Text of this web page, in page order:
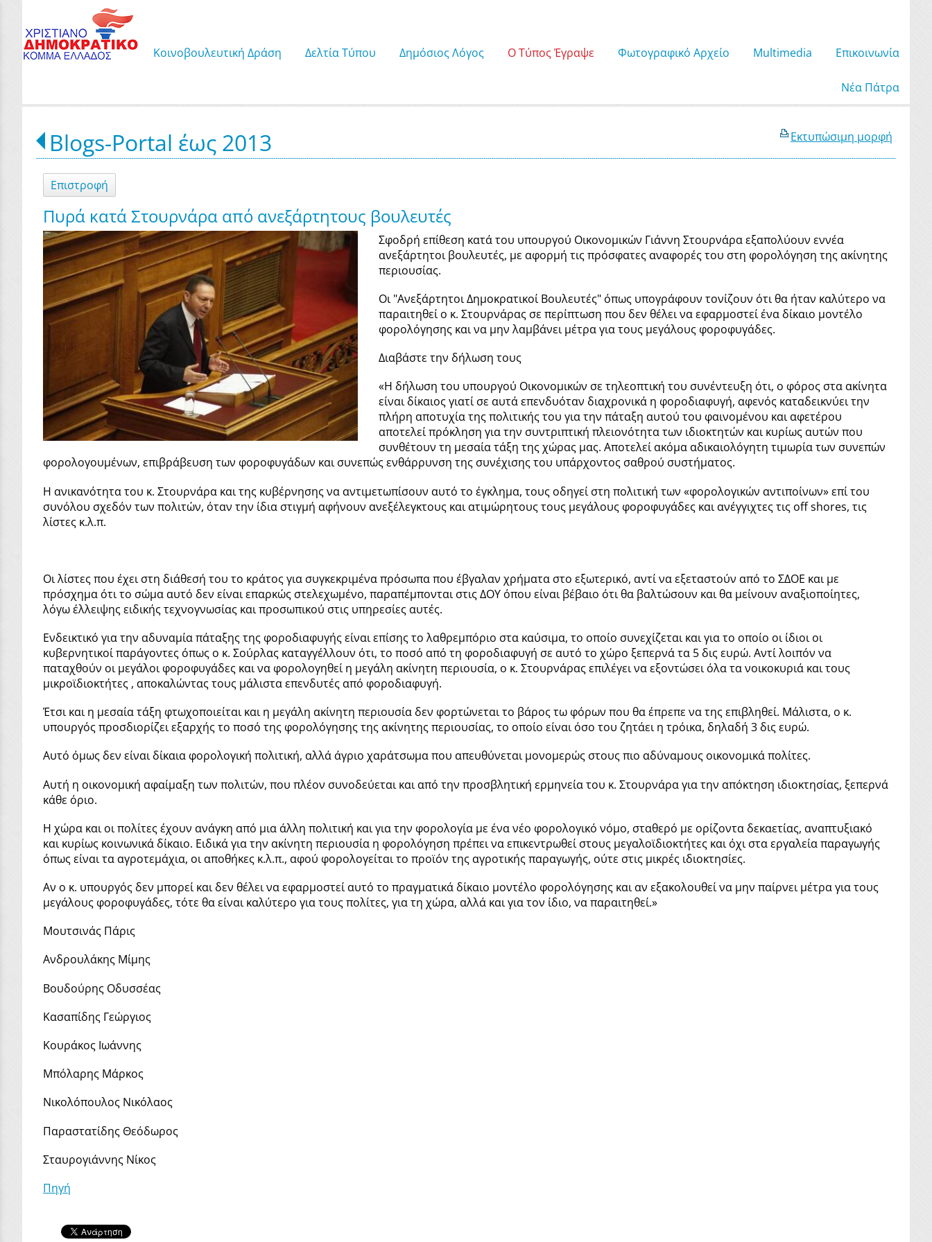
Κοινοβουλευτική Δράση Δελτία Τύπου Δημόσιος Λόγος Ο Τύπος Έγραψε Φωτογραφικό Αρχείο Μultimedia Επικοινωνία
Νέα Πάτρα
Εκτυπώσιμη μορφή
Blogs-Portal έως 2013
Επιστροφή
Πυρά κατά Στουρνάρα από ανεξάρτητους βουλευτές
Σφοδρή επίθεση κατά του υπουργού Οικονομικών Γιάννη Στουρνάρα εξαπολύουν εννέα
ανεξάρτητοι βουλευτές, με αφορμή τις πρόσφατες αναφορές του στη φορολόγηση της ακίνητης
περιουσίας.
Οι "Ανεξάρτητοι Δημοκρατικοί Βουλευτές" όπως υπογράφουν τονίζουν ότι θα ήταν καλύτερο να
παραιτηθεί ο κ. Στουρνάρας σε περίπτωση που δεν θέλει να εφαρμοστεί ένα δίκαιο μοντέλο
φορολόγησης και να μην λαμβάνει μέτρα για τους μεγάλους φοροφυγάδες.
Διαβάστε την δήλωση τους
«Η δήλωση του υπουργού Οικονομικών σε τηλεοπτική του συνέντευξη ότι, ο φόρος στα ακίνητα
είναι δίκαιος γιατί σε αυτά επενδυόταν διαχρονικά η φοροδιαφυγή, αφενός καταδεικνύει την
πλήρη αποτυχία της πολιτικής του για την πάταξη αυτού του φαινομένου και αφετέρου
αποτελεί πρόκληση για την συντριπτική πλειονότητα των ιδιοκτητών και κυρίως αυτών που
συνθέτουν τη μεσαία τάξη της χώρας μας. Αποτελεί ακόμα αδικαιολόγητη τιμωρία των συνεπών
φορολογουμένων, επιβράβευση των φοροφυγάδων και συνεπώς ενθάρρυνση της συνέχισης του υπάρχοντος σαθρού συστήματος.
Η ανικανότητα του κ. Στουρνάρα και της κυβέρνησης να αντιμετωπίσουν αυτό το έγκλημα, τους οδηγεί στη πολιτική των «φορολογικών αντιποίνων» επί του
συνόλου σχεδόν των πολιτών, όταν την ίδια στιγμή αφήνουν ανεξέλεγκτους και ατιμώρητους τους μεγάλους φοροφυγάδες και ανέγγιχτες τις off shores, τις
λίστες κ.λ.π.
Οι λίστες που έχει στη διάθεσή του το κράτος για συγκεκριμένα πρόσωπα που έβγαλαν χρήματα στο εξωτερικό, αντί να εξεταστούν από το ΣΔΟΕ και με
πρόσχημα ότι το σώμα αυτό δεν είναι επαρκώς στελεχωμένο, παραπέμπονται στις ΔΟΥ όπου είναι βέβαιο ότι θα βαλτώσουν και θα μείνουν αναξιοποίητες,
λόγω έλλειψης ειδικής τεχνογνωσίας και προσωπικού στις υπηρεσίες αυτές.
Ενδεικτικό για την αδυναμία πάταξης της φοροδιαφυγής είναι επίσης το λαθρεμπόριο στα καύσιμα, το οποίο συνεχίζεται και για το οποίο οι ίδιοι οι
κυβερνητικοί παράγοντες όπως ο κ. Σούρλας καταγγέλλουν ότι, το ποσό από τη φοροδιαφυγή σε αυτό το χώρο ξεπερνά τα 5 δις ευρώ. Αντί λοιπόν να
παταχθούν οι μεγάλοι φοροφυγάδες και να φορολογηθεί η μεγάλη ακίνητη περιουσία, ο κ. Στουρνάρας επιλέγει να εξοντώσει όλα τα νοικοκυριά και τους
μικροϊδιοκτήτες , αποκαλώντας τους μάλιστα επενδυτές από φοροδιαφυγή.
Έτσι και η μεσαία τάξη φτωχοποιείται και η μεγάλη ακίνητη περιουσία δεν φορτώνεται το βάρος τω φόρων που θα έπρεπε να της επιβληθεί. Μάλιστα, ο κ.
υπουργός προσδιορίζει εξαρχής το ποσό της φορολόγησης της ακίνητης περιουσίας, το οποίο είναι όσο του ζητάει η τρόικα, δηλαδή 3 δις ευρώ.
Αυτό όμως δεν είναι δίκαια φορολογική πολιτική, αλλά άγριο χαράτσωμα που απευθύνεται μονομερώς στους πιο αδύναμους οικονομικά πολίτες.
Αυτή η οικονομική αφαίμαξη των πολιτών, που πλέον συνοδεύεται και από την προσβλητική ερμηνεία του κ. Στουρνάρα για την απόκτηση ιδιοκτησίας, ξεπερνά
κάθε όριο.
Η χώρα και οι πολίτες έχουν ανάγκη από μια άλλη πολιτική και για την φορολογία με ένα νέο φορολογικό νόμο, σταθερό με ορίζοντα δεκαετίας, αναπτυξιακό
και κυρίως κοινωνικά δίκαιο. Ειδικά για την ακίνητη περιουσία η φορολόγηση πρέπει να επικεντρωθεί στους μεγαλοϊδιοκτήτες και όχι στα εργαλεία παραγωγής
όπως είναι τα αγροτεμάχια, οι αποθήκες κ.λ.π., αφού φορολογείται το προϊόν της αγροτικής παραγωγής, ούτε στις μικρές ιδιοκτησίες.
Αν ο κ. υπουργός δεν μπορεί και δεν θέλει να εφαρμοστεί αυτό το πραγματικά δίκαιο μοντέλο φορολόγησης και αν εξακολουθεί να μην παίρνει μέτρα για τους
μεγάλους φοροφυγάδες, τότε θα είναι καλύτερο για τους πολίτες, για τη χώρα, αλλά και για τον ίδιο, να παραιτηθεί.»
Μουτσινάς Πάρις
Ανδρουλάκης Μίμης
Βουδούρης Οδυσσέας
Κασαπίδης Γεώργιος
Κουράκος Ιωάννης
Μπόλαρης Μάρκος
Νικολόπoυλος Νικόλαος
Παραστατίδης Θεόδωρος
Σταυρογιάννης Νίκος
Πηγή